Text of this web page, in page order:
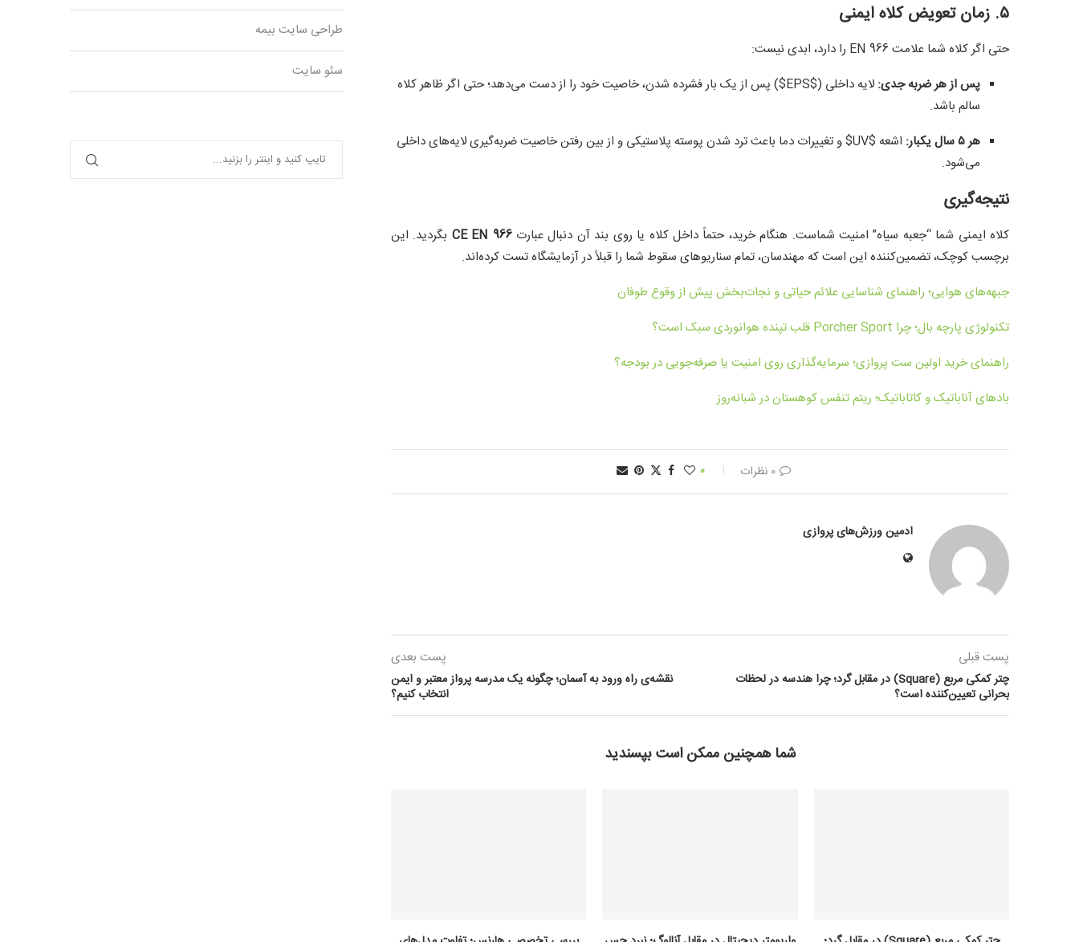
۵. زمان تعویض کلاه ایمنی
حتی اگر کلاه شما علامت EN 966 را دارد، ابدی نیست:
پس از هر ضربه جدی: لایه داخلی ($EPS$
) پس از یک بار فشرده شدن، خاصیت خود را از دست می‌دهد؛ حتی اگر ظاهر کلاه
سالم باشد.
هر ۵ سال یکبار:
اشعه $UV$
و تغییرات دما باعث ترد شدن پوسته پلاستیکی و از بین رفتن خاصیت ضربه‌گیری لایه‌های داخلی
می‌شود.
نتیجه‌گیری
کلاه ایمنی شما “جعبه سیاه” امنیت شماست. هنگام خرید، حتماً داخل کلاه یا روی بند آن دنبال عبارتCE EN 966 بگردید. این
برچسب کوچک، تضمین‌کننده این است که مهندسان، تمام سناریوهای سقوط شما را قبلاً در آزمایشگاه تست کرده‌اند.
جبهه‌های هوایی؛ راهنمای شناسایی علائم حیاتی و نجات‌بخش پیش از وقوع طوفان
تکنولوژی پارچه بال؛ چرا Porcher Sport قلب تپنده هوانوردی سبک است؟
راهنمای خرید اولین ست پروازی؛ سرمایه‌گذاری روی امنیت یا صرفه‌جویی در بودجه؟
بادهای آناباتیک و کاتاباتیک؛ ریتم تنفس کوهستان در شبانه‌روز
0 نظرات 0
ادمین ورزش‌های پروازی
پست قبلی
چتر کمکی مربع (Square) در مقابل گرد؛ چرا هندسه در لحظات
بحرانی تعیین‌کننده است؟
پست بعدی
نقشه‌ی راه ورود به آسمان؛ چگونه یک مدرسه پرواز معتبر و ایمن
انتخاب کنیم؟
شما همچنین ممکن است بپسندید
طراحی سایت بیمه
سئو سایت